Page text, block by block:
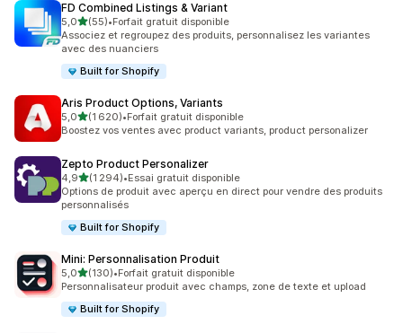
FD Combined Listings & Variant
5,0étoile(s) sur 5
(55)
55 avis au total
•Forfait gratuit disponible
Associez et regroupez des produits, personnalisez les variantes
avec des nuanciers
Built for Shopify
Aris Product Options, Variants
5,0étoile(s) sur 5
(1 620)
1620 avis au total
•Forfait gratuit disponible
Boostez vos ventes avec product variants, product personalizer
Zepto Product Personalizer
4,9étoile(s) sur 5
(1 294)
1294 avis au total
•Essai gratuit disponible
Options de produit avec aperçu en direct pour vendre des produits
personnalisés
Built for Shopify
Mini: Personnalisation Produit
5,0étoile(s) sur 5
(130)
130 avis au total
•Forfait gratuit disponible
Personnalisateur produit avec champs, zone de texte et upload
Built for Shopify